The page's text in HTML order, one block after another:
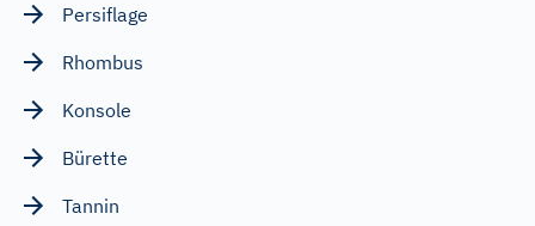
Persiflage
Rhombus
Konsole
Bürette
Tannin